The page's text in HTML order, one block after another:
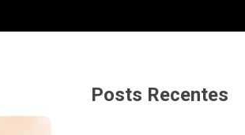
Posts Recentes